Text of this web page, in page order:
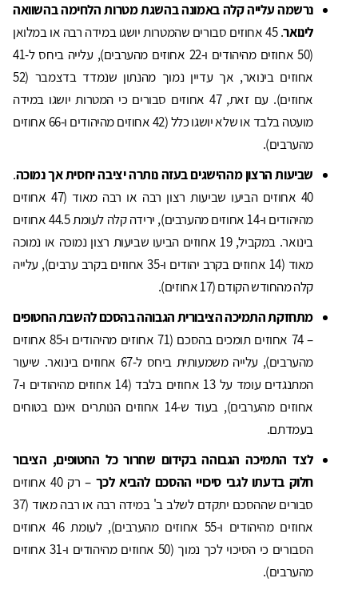
נרשמה עלייה קלה באמונה בהשגת מטרות הלחימה בהשוואה
לינואר
. 45 אחוזים סבורים שהמטרות יושגו במידה רבה או במלואן
(50 אחוזים מהיהודים ו-22 אחוזים מהערבים), עלייה ביחס ל-41
אחוזים בינואר, אך עדיין נמוך מהנתון שנמדד בדצמבר (52
אחוזים). עם זאת, 47 אחוזים סבורים כי המטרות יושגו במידה
מועטה בלבד או שלא יושגו כלל (42 אחוזים מהיהודים ו-66 אחוזים
מהערבים).
שביעותהרצון מההישגים בעזה נותרה יציבה יחסית אך נמוכה.
40 אחוזים הביעו שביעות רצון רבה או רבה מאוד (47 אחוזים
מהיהודים ו-14 אחוזים מהערבים), ירידה קלה לעומת 44.5 אחוזים
בינואר. במקביל, 19 אחוזים הביעו שביעות רצון נמוכה או נמוכה
מאוד (14 אחוזים בקרב יהודים ו-35 אחוזים בקרב ערבים), עלייה
קלה מהחודש הקודם (17 אחוזים).
מתחזקת התמיכה הציבורית הגבוהה בהסכם להשבת החטופים
– 74 אחוזים תומכים בהסכם (71 אחוזים מהיהודים ו-85 אחוזים
מהערבים), עלייה משמעותית ביחס ל-67 אחוזים בינואר. שיעור
המתנגדים עומד על 13 אחוזים בלבד (14 אחוזים מהיהודים ו-7
אחוזים מהערבים), בעוד ש-14 אחוזים הנותרים אינם בטוחים
בעמדתם.
לצד התמיכה הגבוהה בקידום שחרור כל החטופים, הציבור
חלוק בדעתו לגבי סיכויי ההסכם להביא לכך
– רק 40 אחוזים
סבורים שההסכם יתקדם לשלב ב' במידה רבה או רבה מאוד (37
אחוזים מהיהודים ו-55 אחוזים מהערבים), לעומת 46 אחוזים
הסבורים כי הסיכוי לכך נמוך (50 אחוזים מהיהודים ו-31 אחוזים
מהערבים).